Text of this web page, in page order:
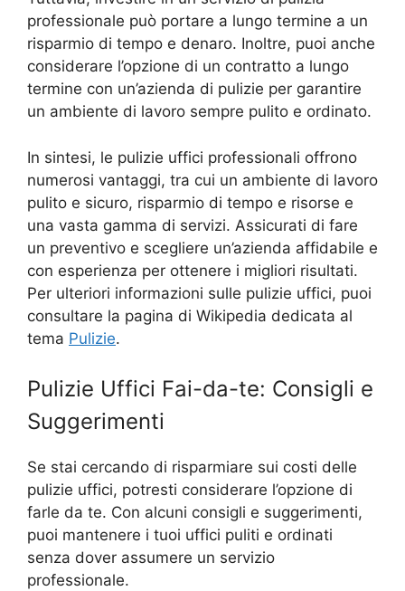
professionale può portare a lungo termine a un
risparmio di tempo e denaro. Inoltre, puoi anche
considerare l’opzione di un contratto a lungo
termine con un’azienda di pulizie per garantire
un ambiente di lavoro sempre pulito e ordinato.
In sintesi, le pulizie uffici professionali offrono
numerosi vantaggi, tra cui un ambiente di lavoro
pulito e sicuro, risparmio di tempo e risorse e
una vasta gamma di servizi. Assicurati di fare
un preventivo e scegliere un’azienda affidabile e
con esperienza per ottenere i migliori risultati.
Per ulteriori informazioni sulle pulizie uffici, puoi
consultare la pagina di Wikipedia dedicata al
tema Pulizie.
Pulizie Uffici Fai-da-te: Consigli e
Suggerimenti
Se stai cercando di risparmiare sui costi delle
pulizie uffici, potresti considerare l’opzione di
farle da te. Con alcuni consigli e suggerimenti,
puoi mantenere i tuoi uffici puliti e ordinati
senza dover assumere un servizio
professionale.